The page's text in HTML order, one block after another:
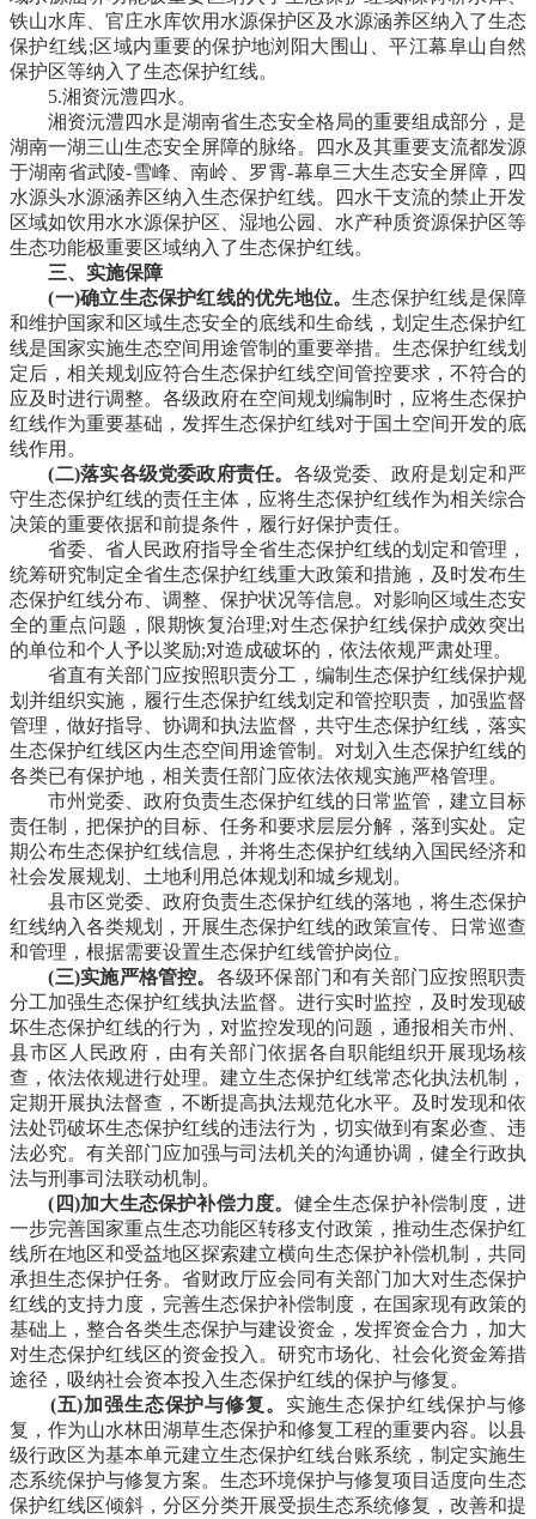
铁山水库、官庄水库饮用水源保护区及水源涵养区纳入了生态
保护红线;区域内重要的保护地浏阳大围山、平江幕阜山自然
保护区等纳入了生态保护红线。
5.湘资沅澧四水。
湘资沅澧四水是湖南省生态安全格局的重要组成部分，是
湖南一湖三山生态安全屏障的脉络。四水及其重要支流都发源
于湖南省武陵-雪峰、南岭、罗霄-幕阜三大生态安全屏障，四
水源头水源涵养区纳入生态保护红线。四水干支流的禁止开发
区域如饮用水水源保护区、湿地公园、水产种质资源保护区等
生态功能极重要区域纳入了生态保护红线。
三、实施保障
(一)确立生态保护红线的优先地位。生态保护红线是保障
和维护国家和区域生态安全的底线和生命线，划定生态保护红
线是国家实施生态空间用途管制的重要举措。生态保护红线划
定后，相关规划应符合生态保护红线空间管控要求，不符合的
应及时进行调整。各级政府在空间规划编制时，应将生态保护
红线作为重要基础，发挥生态保护红线对于国土空间开发的底
线作用。
(二)落实各级党委政府责任。 各级党委、政府是划定和严
守生态保护红线的责任主体，应将生态保护红线作为相关综合
决策的重要依据和前提条件，履行好保护责任。
省委、省人民政府指导全省生态保护红线的划定和管理，
统筹研究制定全省生态保护红线重大政策和措施，及时发布生
态保护红线分布、调整、保护状况等信息。对影响区域生态安
全的重点问题，限期恢复治理;对生态保护红线保护成效突出
的单位和个人予以奖励;对造成破坏的，依法依规严肃处理。
省直有关部门应按照职责分工，编制生态保护红线保护规
划并组织实施，履行生态保护红线划定和管控职责，加强监督
管理，做好指导、协调和执法监督，共守生态保护红线，落实
生态保护红线区内生态空间用途管制。对划入生态保护红线的
各类已有保护地，相关责任部门应依法依规实施严格管理。
市州党委、政府负责生态保护红线的日常监管，建立目标
责任制，把保护的目标、任务和要求层层分解，落到实处。定
期公布生态保护红线信息，并将生态保护红线纳入国民经济和
社会发展规划、土地利用总体规划和城乡规划。
县市区党委、政府负责生态保护红线的落地，将生态保护
红线纳入各类规划，开展生态保护红线的政策宣传、日常巡查
和管理，根据需要设置生态保护红线管护岗位。
(三)实施严格管控。 各级环保部门和有关部门应按照职责
分工加强生态保护红线执法监督。进行实时监控，及时发现破
坏生态保护红线的行为，对监控发现的问题，通报相关市州、
县市区人民政府，由有关部门依据各自职能组织开展现场核
查，依法依规进行处理。建立生态保护红线常态化执法机制，
定期开展执法督查，不断提高执法规范化水平。及时发现和依
法处罚破坏生态保护红线的违法行为，切实做到有案必查、违
法必究。有关部门应加强与司法机关的沟通协调，健全行政执
法与刑事司法联动机制。
(四)加大生态保护补偿力度。 健全生态保护补偿制度，进
一步完善国家重点生态功能区转移支付政策，推动生态保护红
线所在地区和受益地区探索建立横向生态保护补偿机制，共同
承担生态保护任务。省财政厅应会同有关部门加大对生态保护
红线的支持力度，完善生态保护补偿制度，在国家现有政策的
基础上，整合各类生态保护与建设资金，发挥资金合力，加大
对生态保护红线区的资金投入。研究市场化、社会化资金筹措
途径，吸纳社会资本投入生态保护红线的保护与修复。
(五)加强生态保护与修复。 实施生态保护红线保护与修
复，作为山水林田湖草生态保护和修复工程的重要内容。以县
级行政区为基本单元建立生态保护红线台账系统，制定实施生
态系统保护与修复方案。生态环境保护与修复项目适度向生态
保护红线区倾斜，分区分类开展受损生态系统修复，改善和提